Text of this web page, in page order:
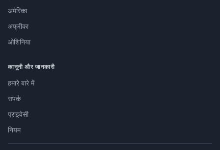
अमेरिका
अफ्रीका
ओशिनिया
कानूनी और जानकारी
हमारे बारे में
संपर्क
प्राइवेसी
नियम